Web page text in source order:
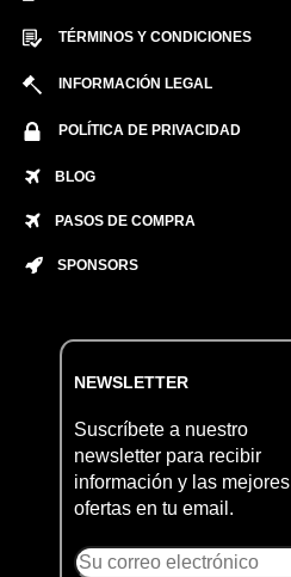
TÉRMINOS Y CONDICIONES
INFORMACIÓN LEGAL
POLÍTICA DE PRIVACIDAD
BLOG
PASOS DE COMPRA
SPONSORS
NEWSLETTER
Suscríbete a nuestro
newsletter para recibir
información y las mejores
ofertas en tu email.